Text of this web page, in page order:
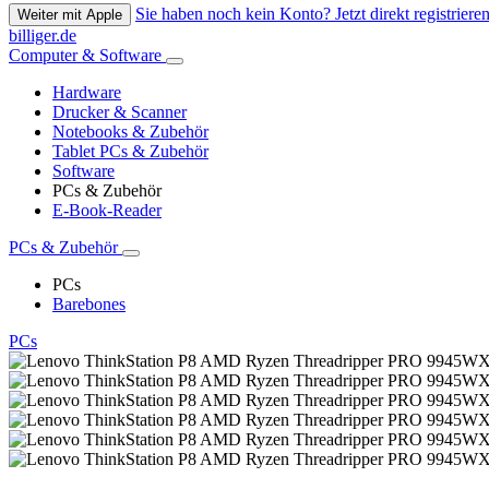
Weiter mit Apple
Sie haben noch kein Konto? Jetzt direkt
billiger.de
Computer & Software
Hardware
Drucker & Scanner
Notebooks & Zubehör
Tablet PCs & Zubehör
Software
PCs & Zubehör
E-Book-Reader
PCs & Zubehör
PCs
Barebones
PCs